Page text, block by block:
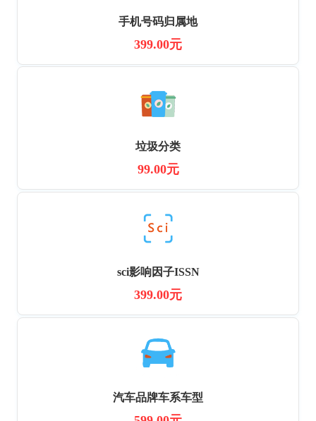
手机号码归属地
399.00元
垃圾分类
99.00元
sci影响因子ISSN
399.00元
汽车品牌车系车型